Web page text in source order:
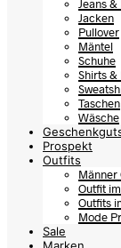
Jeans
Jacken
Pullover
Mäntel
Schuhe
Shirts &
Taschen
Wäsche
Prospekt
Outfits
Männer
Outfit
Outfits
Mode
Sale